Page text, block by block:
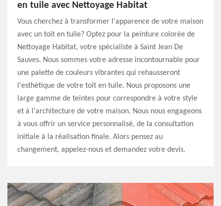
en tuile avec Nettoyage Habitat
Vous cherchez à transformer l'apparence de votre maison
avec un toit en tuile? Optez pour la peinture colorée de
Nettoyage Habitat, votre spécialiste à Saint Jean De
Sauves. Nous sommes votre adresse incontournable pour
une palette de couleurs vibrantes qui rehausseront
l'esthétique de votre toit en tuile. Nous proposons une
large gamme de teintes pour correspondre à votre style
et à l'architecture de votre maison. Nous nous engageons
à vous offrir un service personnalisé, de la consultation
initiale à la réalisation finale. Alors pensez au
changement, appelez-nous et demandez votre devis.